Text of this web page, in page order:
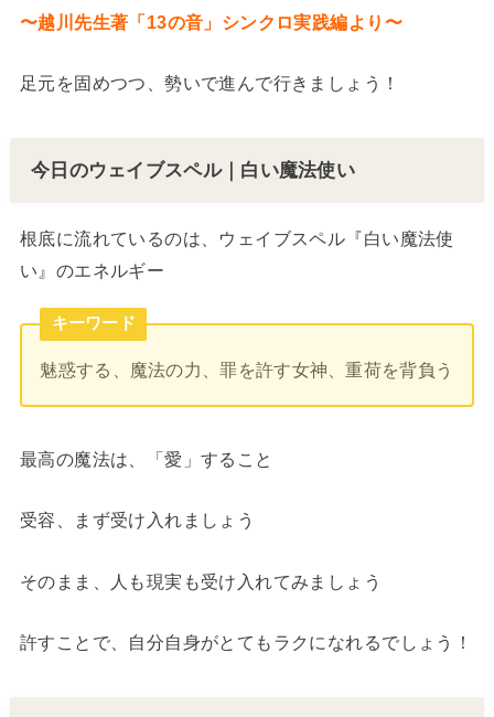
〜越川先生著「13の音」シンクロ実践編より〜
足元を固めつつ、勢いで進んで行きましょう！
今日のウェイブスペル｜白い魔法使い
根底に流れているのは、ウェイブスペル『白い魔法使
い』のエネルギー
キーワード
魅惑する、魔法の力、罪を許す女神、重荷を背負う
最高の魔法は、「愛」すること
受容、まず受け入れましょう
そのまま、人も現実も受け入れてみましょう
許すことで、自分自身がとてもラクになれるでしょう！